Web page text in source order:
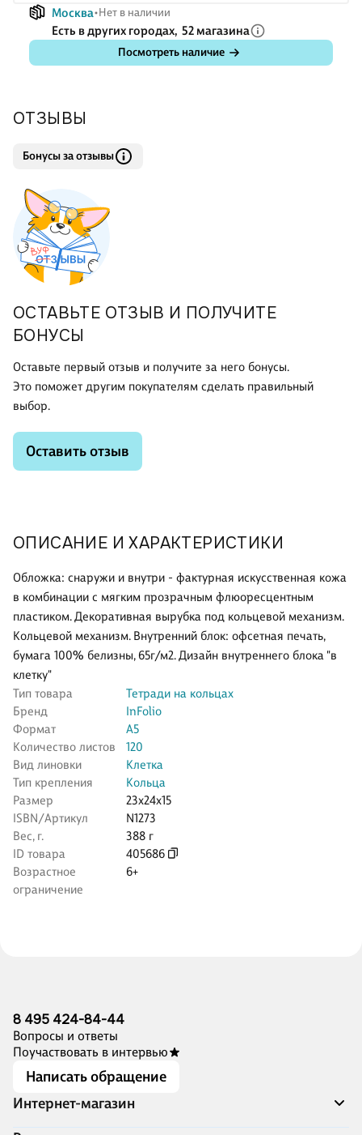
Москва Нет в наличии
Есть в других городах, 52 магазина
Посмотреть наличие
ОПИСАНИЕ И ХАРАКТЕРИСТИКИ
Обложка: снаружи и внутри - фактурная искусственная кожа
в комбинации с мягким прозрачным флюоресцентным
пластиком. Декоративная вырубка под кольцевой механизм.
Кольцевой механизм. Внутренний блок: офсетная печать,
бумага 100% белизны, 65г/м2. Дизайн внутреннего блока "в
клетку"
Тип товара
Тетради на кольцах
Бренд
InFolio
Формат
А5
Количество листов
120
Вид линовки
Клетка
Тип крепления
Кольца
Размер
23x24x15
ISBN/Артикул
N1273
Вес, г.
388 г
ID товара
405686
Возрастное
ограничение
6+
ОТЗЫВЫ
Бонусы за отзывы
ОСТАВЬТЕ ОТЗЫВ И ПОЛУЧИТЕ
БОНУСЫ
Оставьте первый отзыв и получите за него бонусы.
Это поможет другим покупателям сделать правильный
выбор.
Оставить отзыв
8 495 424-84-44
Вопросы и ответы
Поучаствовать в интервью
Написать обращение
Интернет-магазин